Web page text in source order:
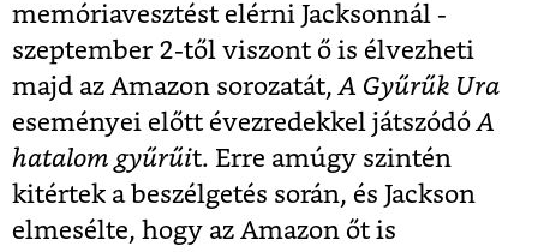
memóriavesztést elérni Jacksonnál -
szeptember 2-től viszont ő is élvezheti
majd az Amazon sorozatát, A Gyűrűk Ura
eseményei előtt évezredekkel játszódó A
hatalom gyűrűit. Erre amúgy szintén
kitértek a beszélgetés során, és Jackson
elmesélte, hogy az Amazon őt is